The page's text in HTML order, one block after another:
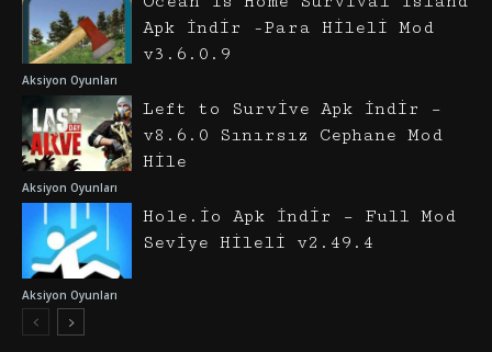
Aksiyon Oyunları
Apk İndir -Para Hileli Mod
v3.6.0.9
Aksiyon Oyunları
Left to Survive Apk İndir –
v8.6.0 Sınırsız Cephane Mod
Hile
Aksiyon Oyunları
Hole.io Apk İndir – Full Mod
Seviye Hileli v2.49.4